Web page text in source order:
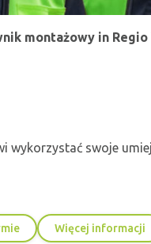
montażowy in Regio
swoje
Więcej informacji